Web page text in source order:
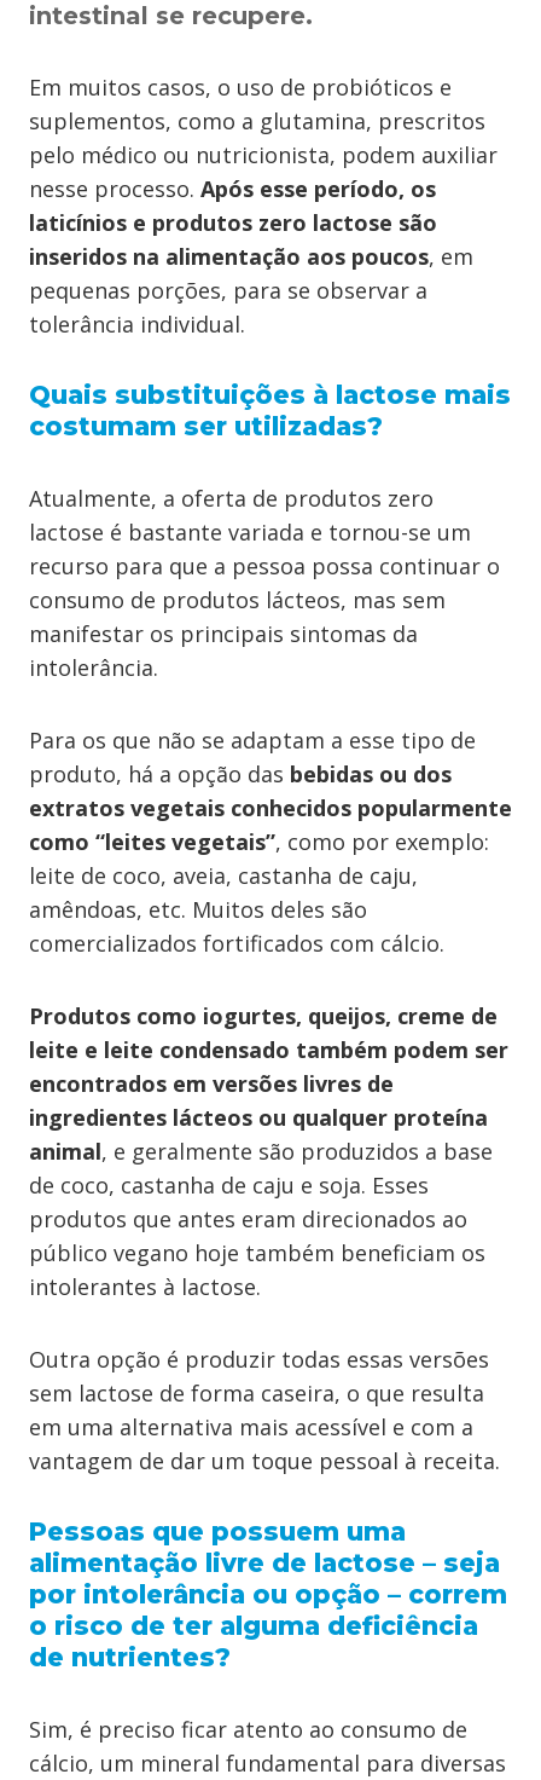
intestinal se recupere.
Em muitos casos, o uso de probióticos e
suplementos, como a glutamina, prescritos
pelo médico ou nutricionista, podem auxiliar
nesse processo. Após esse período, os
laticínios e produtos zero lactose são
inseridos na alimentação aos poucos, em
pequenas porções, para se observar a
tolerância individual.
Quais substituições à lactose mais
costumam ser utilizadas?
Atualmente, a oferta de produtos zero
lactose é bastante variada e tornou-se um
recurso para que a pessoa possa continuar o
consumo de produtos lácteos, mas sem
manifestar os principais sintomas da
intolerância.
Para os que não se adaptam a esse tipo de
produto, há a opção das bebidas ou dos
extratos vegetais conhecidos popularmente
como “leites vegetais”, como por exemplo:
leite de coco, aveia, castanha de caju,
amêndoas, etc. Muitos deles são
comercializados fortificados com cálcio.
Produtos como iogurtes, queijos, creme de
leite e leite condensado também podem ser
encontrados em versões livres de
ingredientes lácteos ou qualquer proteína
animal, e geralmente são produzidos a base
de coco, castanha de caju e soja. Esses
produtos que antes eram direcionados ao
público vegano hoje também beneficiam os
intolerantes à lactose.
Outra opção é produzir todas essas versões
sem lactose de forma caseira, o que resulta
em uma alternativa mais acessível e com a
vantagem de dar um toque pessoal à receita.
Pessoas que possuem uma
alimentação livre de lactose – seja
por intolerância ou opção – correm
o risco de ter alguma deficiência
de nutrientes?
Sim, é preciso ficar atento ao consumo de
cálcio, um mineral fundamental para diversas